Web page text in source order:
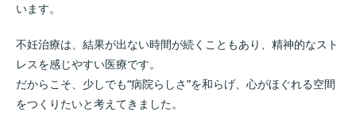
います。
不妊治療は、結果が出ない時間が続くこともあり、精神的なスト
レスを感じやすい医療です。
だからこそ、少しでも“病院らしさ”を和らげ、心がほぐれる空間
をつくりたいと考えてきました。